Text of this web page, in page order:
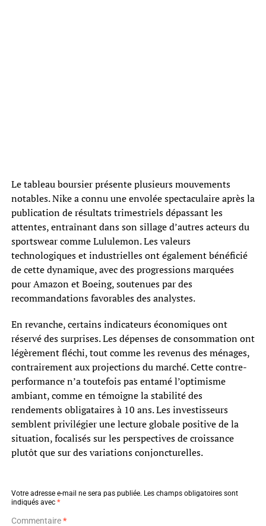
Le tableau boursier présente plusieurs mouvements
notables. Nike a connu une envolée spectaculaire après la
publication de résultats trimestriels dépassant les
attentes, entraînant dans son sillage d’autres acteurs du
sportswear comme Lululemon. Les valeurs
technologiques et industrielles ont également bénéficié
de cette dynamique, avec des progressions marquées
pour Amazon et Boeing, soutenues par des
recommandations favorables des analystes.
En revanche, certains indicateurs économiques ont
réservé des surprises. Les dépenses de consommation ont
légèrement fléchi, tout comme les revenus des ménages,
contrairement aux projections du marché. Cette contre-
performance n’a toutefois pas entamé l’optimisme
ambiant, comme en témoigne la stabilité des
rendements obligataires à 10 ans. Les investisseurs
semblent privilégier une lecture globale positive de la
situation, focalisés sur les perspectives de croissance
plutôt que sur des variations conjoncturelles.
Votre adresse e-mail ne sera pas publiée. Les champs obligatoires sont
indiqués avec *
Commentaire*